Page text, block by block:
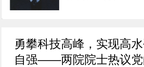
勇攀科技高峰，实现高
自强——两院院士热议党